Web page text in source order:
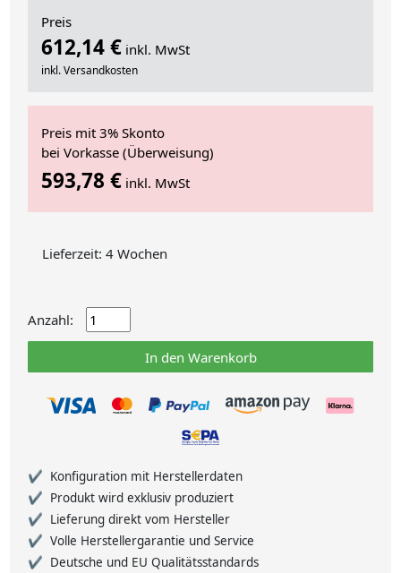
Preis
612,14 € inkl. MwSt
inkl. Versandkosten
Preis mit 3% Skonto
bei Vorkasse (Überweisung)
593,78 € inkl. MwSt
Lieferzeit: 4 Wochen
Anzahl:
In den Warenkorb
Konfiguration mit Herstellerdaten
Produkt wird exklusiv produziert
Lieferung direkt vom Hersteller
Volle Herstellergarantie und Service
Deutsche und EU Qualitätsstandards